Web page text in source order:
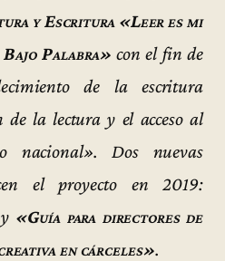
y Escritura «Leer es mi
Palabra» con el fin de
de la escritura
la lectura y el acceso al
Dos nuevas
el proyecto en 2019:
y «Guía para directores de
en cárceles».